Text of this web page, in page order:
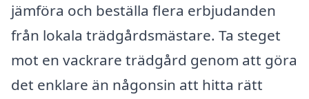
jämföra och beställa flera erbjudanden
från lokala trädgårdsmästare. Ta steget
mot en vackrare trädgård genom att göra
det enklare än någonsin att hitta rätt